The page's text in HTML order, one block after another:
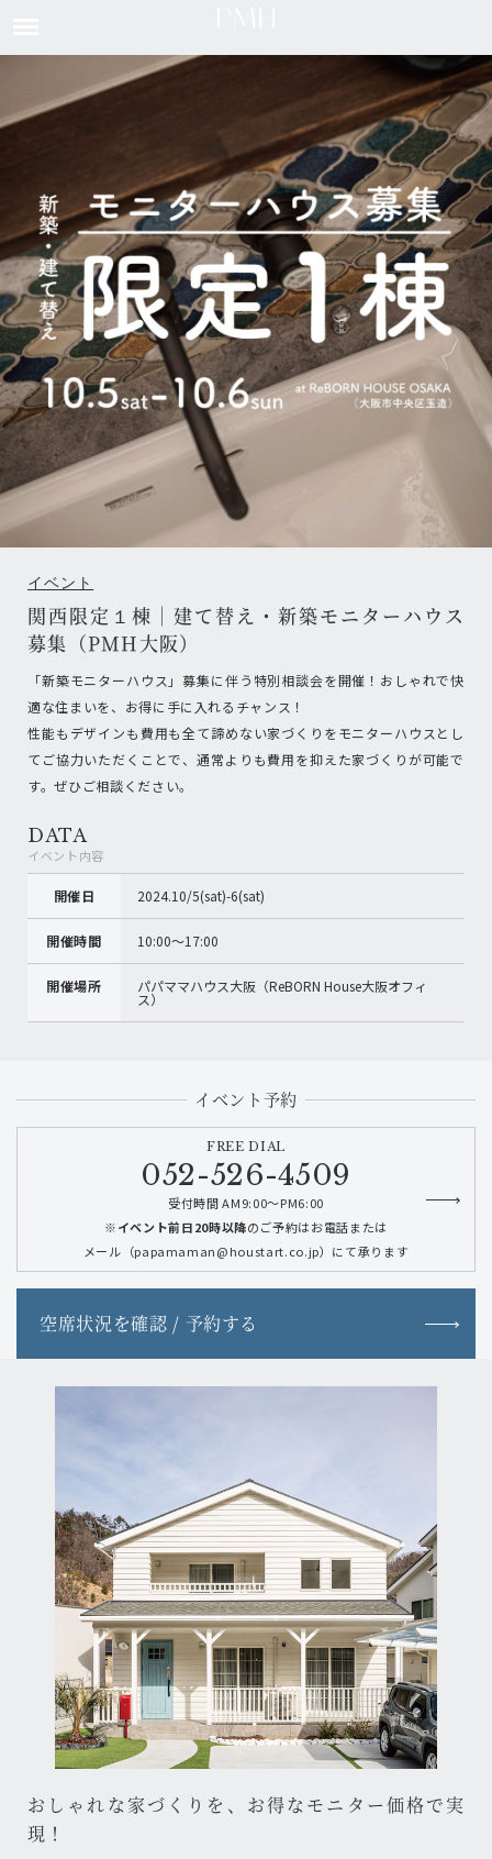
イベント
関西限定１棟｜建て替え・新築モニターハウス
募集（PMH大阪）
「新築モニターハウス」募集に伴う特別相談会を開催！おしゃれで快
適な住まいを、お得に手に入れるチャンス！
性能もデザインも費用も全て諦めない家づくりをモニターハウスとし
てご協力いただくことで、通常よりも費用を抑えた家づくりが可能で
す。ぜひご相談ください。
DATA
イベント内容
開催日 2024.10/5(sat)-6(sat)
開催時間 10:00〜17:00
開催場所 パパママハウス大阪（ReBORN House大阪オフィ
ス）
イベント予約
FREE DIAL
052-526-4509
受付時間 AM9:00～PM6:00
※イベント前日20時以降のご予約はお電話または
メール（papamaman@houstart.co.jp）にて承ります
空席状況を確認 / 予約する
おしゃれな家づくりを、お得なモニター価格で実
現！